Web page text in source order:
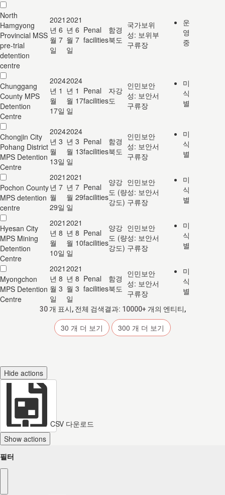
North
Hamgyong
Provincial MSS
pre-trial
detention
centre
2021
년 6
월 7
일
2021
년 6
월 7
일
Penal
facilities
함경
북도
국가보위
성: 보위부
구류장
운
영
중
Chunggang
County MPS
Detention
Centre
2024
년 1
월
17일
2024
년 1
월 17
일
Penal
facilities
자강
도
인민보안
성: 보안서
구류장
미
식
별
Chongjin City
Pohang District
MPS Detention
Centre
2024
년 3
월
13일
2024
년 3
월 13
일
Penal
facilities
함경
북도
인민보안
성: 보안서
구류장
미
식
별
Pochon County
MPS detention
centre
2021
년 7
월
29일
2021
년 7
월 29
일
Penal
facilities
양강
도 (량
강도)
인민보안
성: 보안서
구류장
미
식
별
Hyesan City
MPS Mining
Detention
Centre
2021
년 8
월
10일
2021
년 8
월 10
일
Penal
facilities
양강
도 (량
강도)
인민보안
성: 보안서
구류장
미
식
별
Myongchon
MPS Detention
Centre
2021
년 8
월 3
일
2021
년 8
월 3
일
Penal
facilities
함경
북도
인민보안
성: 보안서
구류장
미
식
별
30 개 표시, 전체 검색결과: 10000+ 개의 엔티티,
30 개 더 보기 300 개 더 보기
Hide actions
CSV 다운로드
Show actions
필터